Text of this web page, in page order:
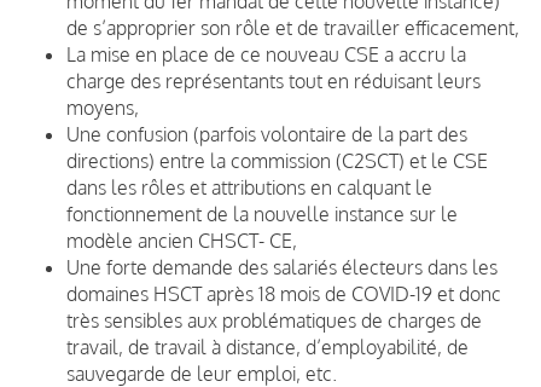
de s’approprier son rôle et de travailler efficacement,
La mise en place de ce nouveau CSE a accru la
charge des représentants tout en réduisant leurs
moyens,
Une confusion (parfois volontaire de la part des
directions) entre la commission (C2SCT) et le CSE
dans les rôles et attributions en calquant le
fonctionnement de la nouvelle instance sur le
modèle ancien CHSCT- CE,
Une forte demande des salariés électeurs dans les
domaines HSCT après 18 mois de COVID-19 et donc
très sensibles aux problématiques de charges de
travail, de travail à distance, d’employabilité, de
sauvegarde de leur emploi, etc.